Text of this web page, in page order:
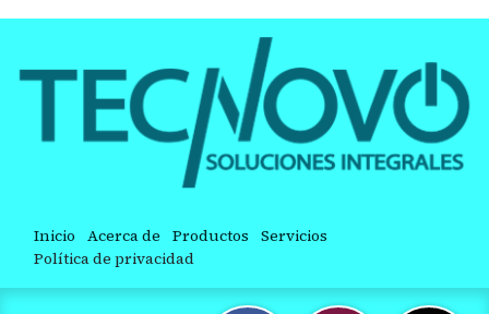
Inicio Acerca de Productos Servicios
Política de privacidad